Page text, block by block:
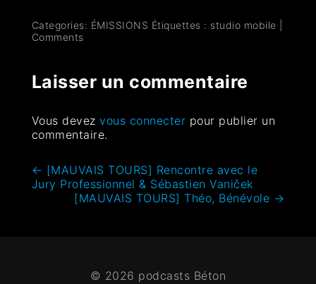
Categories: ÉMISSIONS Étiquettes : studio mobile
Comments
Laisser un commentaire
Vous devezvous connecter pour publier un
commentaire.
← [MAUVAIS TOURS] Rencontre avec le
Jury Professionnel & Sébastien Vaniček
[MAUVAIS TOURS] Théo, Bénévole →
© 2026 podcasts Béton